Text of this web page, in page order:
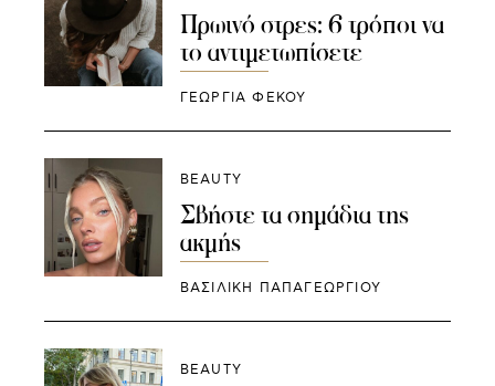
Πρωινό στρες: 6 τρόποι να
το αντιμετωπίσετε
ΓΕΩΡΓΙΑ ΦΕΚΟΥ
BEAUTY
Σβήστε τα σημάδια της
ακμής
ΒΑΣΙΛΙΚΗ ΠΑΠΑΓΕΩΡΓΙΟΥ
BEAUTY